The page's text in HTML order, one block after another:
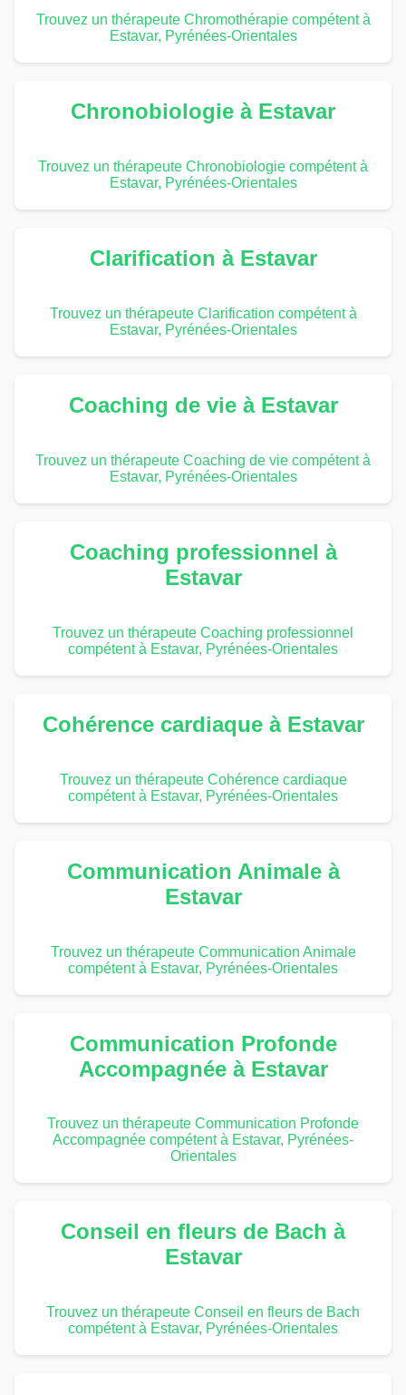
Trouvez un thérapeute Chromothérapie compétent à
Estavar, Pyrénées-Orientales
Chronobiologie à Estavar
Trouvez un thérapeute Chronobiologie compétent à
Estavar, Pyrénées-Orientales
Clarification à Estavar
Trouvez un thérapeute Clarification compétent à
Estavar, Pyrénées-Orientales
Coaching de vie à Estavar
Trouvez un thérapeute Coaching de vie compétent à
Estavar, Pyrénées-Orientales
Coaching professionnel à
Estavar
Trouvez un thérapeute Coaching professionnel
compétent à Estavar, Pyrénées-Orientales
Cohérence cardiaque à Estavar
Trouvez un thérapeute Cohérence cardiaque
compétent à Estavar, Pyrénées-Orientales
Communication Animale à
Estavar
Trouvez un thérapeute Communication Animale
compétent à Estavar, Pyrénées-Orientales
Communication Profonde
Accompagnée à Estavar
Trouvez un thérapeute Communication Profonde
Accompagnée compétent à Estavar, Pyrénées-
Orientales
Conseil en fleurs de Bach à
Estavar
Trouvez un thérapeute Conseil en fleurs de Bach
compétent à Estavar, Pyrénées-Orientales